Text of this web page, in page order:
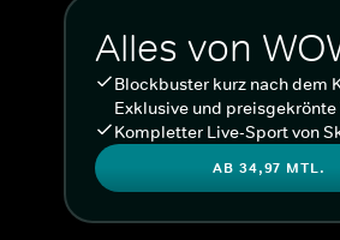
Alles von
Blockbuster kurz nach dem
Exklusive und preisgekrönte
Kompletter Live-Sport von
AB 34,97 MTL.